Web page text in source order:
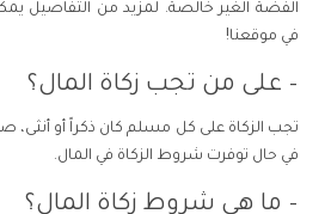
الفضة الغير خالصة. لمزيد من التفاصيل
في موقعنا!
– على من تجب زكاة المال؟
تجب الزكاة على كل مسلم كان ذكراً أو أنثى،
في حال توفرت شروط الزكاة في المال.
– ما هي شروط زكاة المال؟